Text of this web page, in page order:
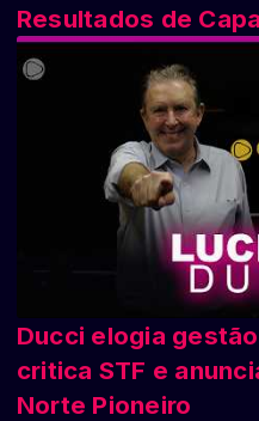
Resultados de
Ducci elogia
critica STF e
Norte Pioneiro